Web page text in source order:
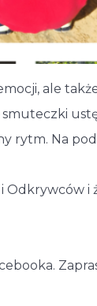
ale
rytm. Na
Odkrywców